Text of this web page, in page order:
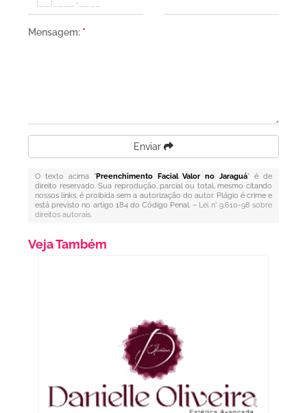
Mensagem: *
Enviar
O texto acima "Preenchimento Facial Valor no Jaraguá" é de
direito reservado. Sua reprodução, parcial ou total, mesmo citando
nossos links, é proibida sem a autorização do autor. Plágio é crime e
está previsto no artigo 184 do Código Penal. – Lei n° 9.610-98 sobre
direitos autorais.
Veja Também